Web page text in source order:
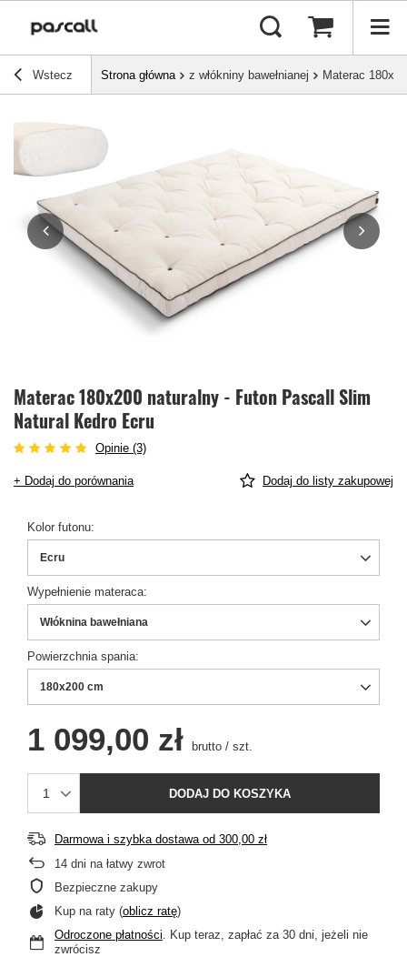
Wstecz Strona główna z włókniny bawełnianej Materac
Materac 180x200 naturalny - Futon Pascall Slim
Natural Kedro Ecru
Opinie (3)
+ Dodaj do porównania Dodaj do listy zakupowej
Kolor futonu
Ecru
Wypełnienie materaca
Włóknina bawełniana
Powierzchnia spania
180x200 cm
1 099,00 zł brutto / szt.
DODAJ DO KOSZYKA
Darmowa i szybka dostawaod 300,00 zł
14 dni na łatwy zwrot
Bezpieczne zakupy
Kup na raty (oblicz ratę)
Odroczone płatności. Kup teraz, zapłać za 30 dni, jeżeli nie
zwrócisz